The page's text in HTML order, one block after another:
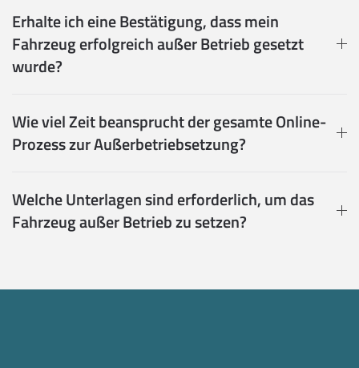
Erhalte ich eine Bestätigung, dass mein
Fahrzeug erfolgreich außer Betrieb gesetzt
wurde?
Wie viel Zeit beansprucht der gesamte Online-
Prozess zur Außerbetriebsetzung?
Welche Unterlagen sind erforderlich, um das
Fahrzeug außer Betrieb zu setzen?